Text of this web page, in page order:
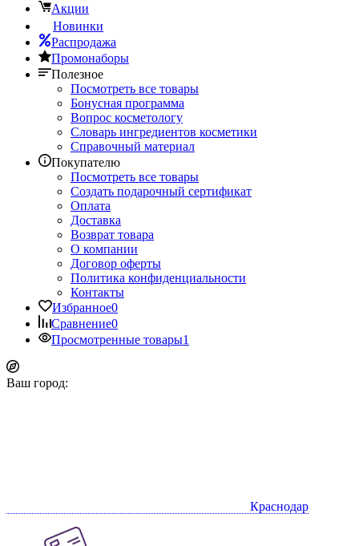
Акции
Новинки
Распродажа
Промонаборы
Полезное
Посмотреть все товары
Бонусная программа
Вопрос косметологу
Словарь ингредиентов косметики
Справочный материал
Покупателю
Посмотреть все товары
Создать подарочный сертификат
Оплата
Доставка
Возврат товара
О компании
Договор оферты
Политика конфиденциальности
Контакты
Избранное0
Сравнение0
Просмотренные товары1
Ваш город:
Краснодар